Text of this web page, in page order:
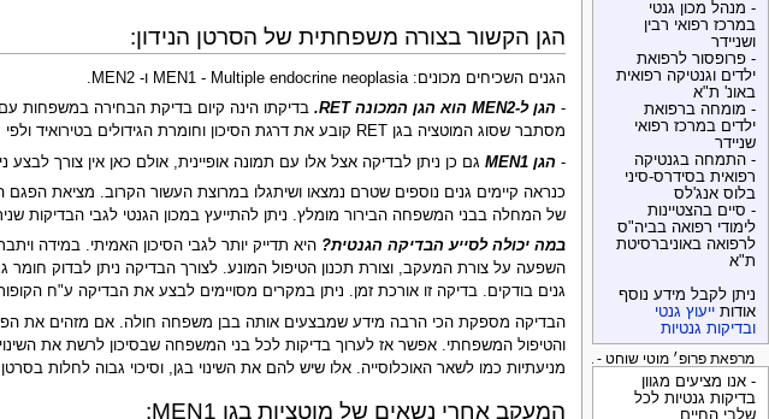
הגן הקשור בצורה משפחתית של הסרטן הנידון:
הגנים השכיחים מכונים: MEN1 - Multiple endocrine neoplasia ו- MEN2.
- הגן ל-MEN2 הוא הגן המכונה RET.
בדיקתו הינה קיום בדיקת הבחירה במשפחות
מסתבר שסוג המוטציה בגן RET קובע את דרגת הסיכון וחומרת הגידולים בטירואיד ולפי סוג המוטציה כך משתנה מידת הנחיצות לכריתה מונעת של הבלוטה בבני משפחה בריאים הנושאים את הפגם הגנטי.
- הגן MEN1
גם כן ניתן לבדיקה אצל אלו עם תמונה אופיינית, אולם כאן אין צורך לבצע
כנראה קיימים גנים נוספים שטרם נמצאו ושיתגלו במרוצת העשור הקרוב. מציאת
של המחלה בבני המשפחה הבירור מומלץ. ניתן להתייעץ במכון הגנטי לגבי הבדיקות
במה יכולה לסייע הבדיקה הגנטית? היא תדייק יותר לגבי הסיכון האמיתי. במידה
גנים בודקים. בדיקה זו אורכת זמן. ניתן במקרים מסויימים לבצע את הבדיקה ע"ח
והטיפול המשפחתי. אפשר אז לערוך בדיקות לכל בני המשפחה שבסיכון לרשת את
מניעתיות כמו לשאר האוכלוסייה. אלו שיש להם את השינוי בגן, וסיכוי גבוה לחלות
המעקב אחרי נשאים של מוטציות בגן MEN1:
- מנהל מכון גנטי
במרכז רפואי רבין
ושניידר
- פרופסור לרפואת
ילדים וגנטיקה רפואית
באונ' ת"א
- מומחה ברפואת
ילדים במרכז רפואי
שניידר
- התמחה בגנטיקה
רפואית בסידרס-סיני
בלוס אנג'לס
- סיים בהצטיינות
לימודי רפואה בביה"ס
לרפואה באוניברסיטת
ת"א
ניתן לקבל מידע נוסף
אודות ייעוץ גנטי
ובדיקות גנטיות
מרפאת פרופ׳ מוטי שוחט - בדיקות גנטיות
- אנו מציעים מגוון
בדיקות גנטיות לכל